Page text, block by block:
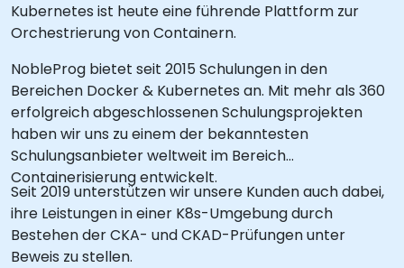
Kubernetes ist heute eine führende Plattform zur
Orchestrierung von Containern.
NobleProg bietet seit 2015 Schulungen in den
Bereichen Docker & Kubernetes an. Mit mehr als 360
erfolgreich abgeschlossenen Schulungsprojekten
haben wir uns zu einem der bekanntesten
Schulungsanbieter weltweit im Bereich
Containerisierung entwickelt.
Seit 2019 unterstützen wir unsere Kunden auch dabei,
ihre Leistungen in einer K8s-Umgebung durch
Bestehen der CKA- und CKAD-Prüfungen unter
Beweis zu stellen.